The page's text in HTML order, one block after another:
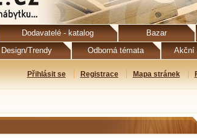
Dodavatelé - katalog Bazar
Design/Trendy Odborná témata Akční
Přihlásit se Registrace Mapa stránek